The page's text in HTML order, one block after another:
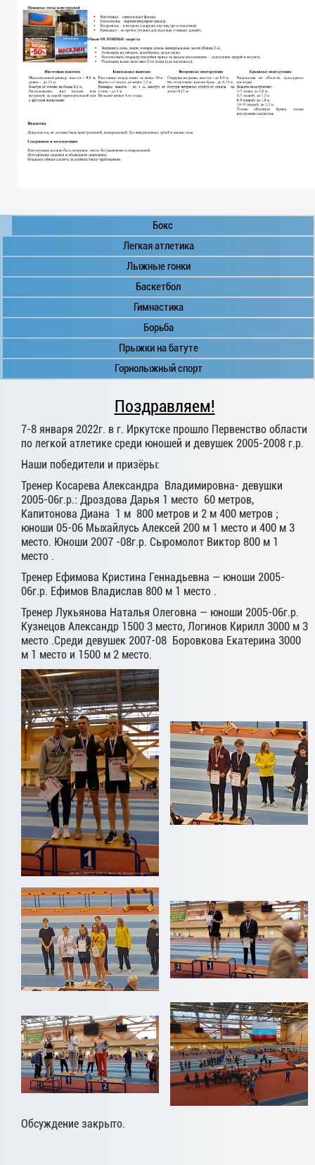
Бокс
Легкая атлетика
Лыжные гонки
Баскетбол
Гимнастика
Борьба
Прыжки на батуте
Горнолыжный спорт
Поздравляем!
7-8 января 2022г. в г. Иркутске прошло Первенство области
по легкой атлетике среди юношей и девушек 2005-2008 г.р.
Наши победители и призёры:
Тренер Косарева Александра Владимировна- девушки
2005-06г.р.: Дроздова Дарья 1 место 60 метров,
Капитонова Диана 1 м 800 метров и 2 м 400 метров ;
юноши 05-06 Мыхайлусь Алексей 200 м 1 место и 400 м 3
место. Юноши 2007 -08г.р. Сыромолот Виктор 800 м 1
место .
Тренер Ефимова Кристина Геннадьевна — юноши 2005-
06г.р. Ефимов Владислав 800 м 1 место .
Тренер Лукьянова Наталья Олеговна — юноши 2005-06г.р.
Кузнецов Александр 1500 3 место, Логинов Кирилл 3000 м 3
место .Среди девушек 2007-08 Боровкова Екатерина 3000
м 1 место и 1500 м 2 место.
Обсуждение закрыто.